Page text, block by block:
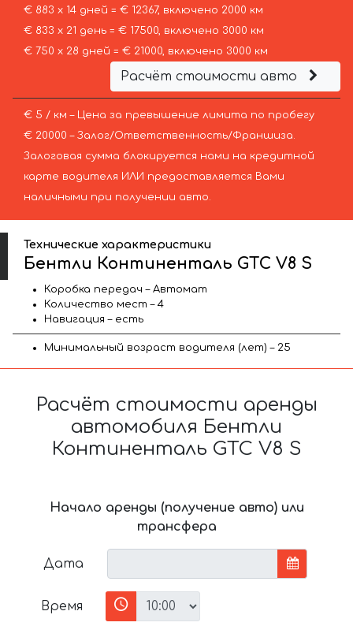
€ 883 х 14 дней = € 12367, включено 2000 км
€ 833 х 21 день = € 17500, включено 3000 км
€ 750 х 28 дней = € 21000, включено 3000 км
Расчёт стоимости авто
€ 5 / км – Цена за превышение лимита по пробегу
€ 20000 – Залог/Ответственность/Франшиза.
Залоговая сумма блокируется нами на кредитной
карте водителя ИЛИ предоставляется Вами
наличными при получении авто.
Технические характеристики
Бентли Континенталь GTC V8 S
Коробка передач – Автомат
Количество мест – 4
Навигация – есть
Минимальный возраст водителя (лет) – 25
Расчёт стоимости аренды
автомобиля Бентли
Континенталь GTC V8 S
Начало аренды (получение авто) или
трансфера
Дата
Время